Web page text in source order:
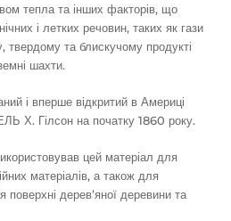
тепла та інших факторів, що
і летких речовин, таких як гази
твердому та блискучому продукті
шахти.
і вперше відкритий в Америці
Х. Гілсон на початку 1860 року.
цей матеріал для
матеріалів, а також для
поверхні дерев’яної деревини та